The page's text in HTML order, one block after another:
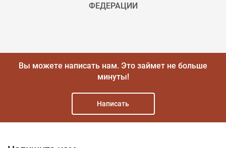
ФЕДЕРАЦИИ
Вы можете написать нам. Это займет не больше
минуты!
Написать